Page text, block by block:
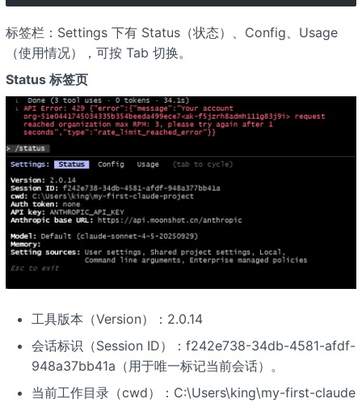
标签栏：Settings 下有 Status（状态）、Config、Usage
（使用情况），可按 Tab 切换。
Status 标签页
工具版本（Version）：2.0.14
会话标识（Session ID）：f242e738-34db-4581-afdf-
948a37bb41a（用于唯一标记当前会话）。
当前工作目录（cwd）：C:\Users\king\my-first-claude